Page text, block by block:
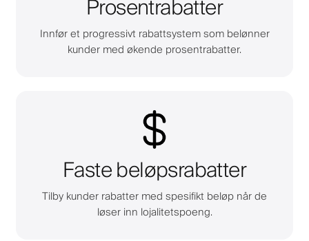
Prosentrabatter
Innfør et progressivt rabattsystem som belønner
kunder med økende prosentrabatter.
Faste beløpsrabatter
Tilby kunder rabatter med spesifikt beløp når de
løser inn lojalitetspoeng.